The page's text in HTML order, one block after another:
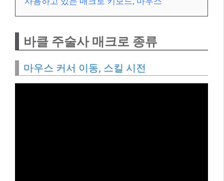
바클 주술사 매크로 종류
마우스 커서 이동, 스킬 시전